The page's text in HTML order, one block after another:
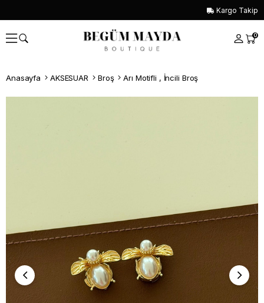
Kargo Takip
0
Anasayfa AKSESUAR Broş Arı Motifli , İncili Broş